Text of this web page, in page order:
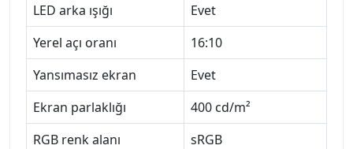
LED arka ışığı
Evet
Yerel açı oranı
16:10
Yansımasız ekran
Evet
Ekran parlaklığı
400 cd/m²
RGB renk alanı
sRGB